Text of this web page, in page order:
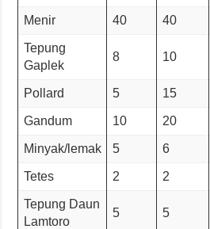
Menir 40 40
Tepung
Gaplek
8 10
Pollard 5 15
Gandum 10 20
Minyak/lemak 5 6
Tetes 2 2
Tepung Daun
Lamtoro
5 5